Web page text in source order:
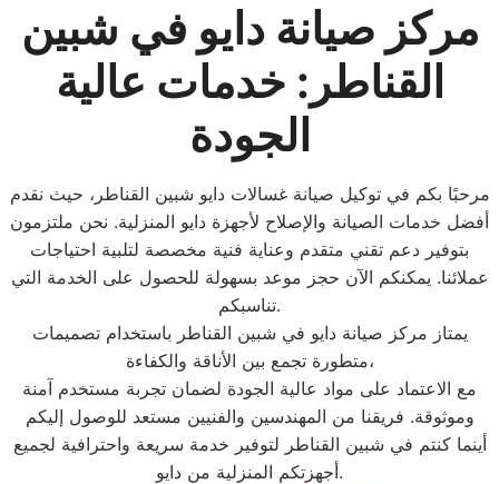
مركز صيانة دايو في شبين
القناطر: خدمات عالية
الجودة
مرحبًا بكم في توكيل صيانة غسالات دايو شبين القناطر، حيث نقدم
أفضل خدمات الصيانة والإصلاح لأجهزة دايو المنزلية. نحن ملتزمون
بتوفير دعم تقني متقدم وعناية فنية مخصصة لتلبية احتياجات
عملائنا. يمكنكم الآن حجز موعد بسهولة للحصول على الخدمة التي
تناسبكم.
يمتاز مركز صيانة دايو في شبين القناطر باستخدام تصميمات
متطورة تجمع بين الأناقة والكفاءة،
مع الاعتماد على مواد عالية الجودة لضمان تجربة مستخدم آمنة
وموثوقة. فريقنا من المهندسين والفنيين مستعد للوصول إليكم
أينما كنتم في شبين القناطر لتوفير خدمة سريعة واحترافية لجميع
أجهزتكم المنزلية من دايو.